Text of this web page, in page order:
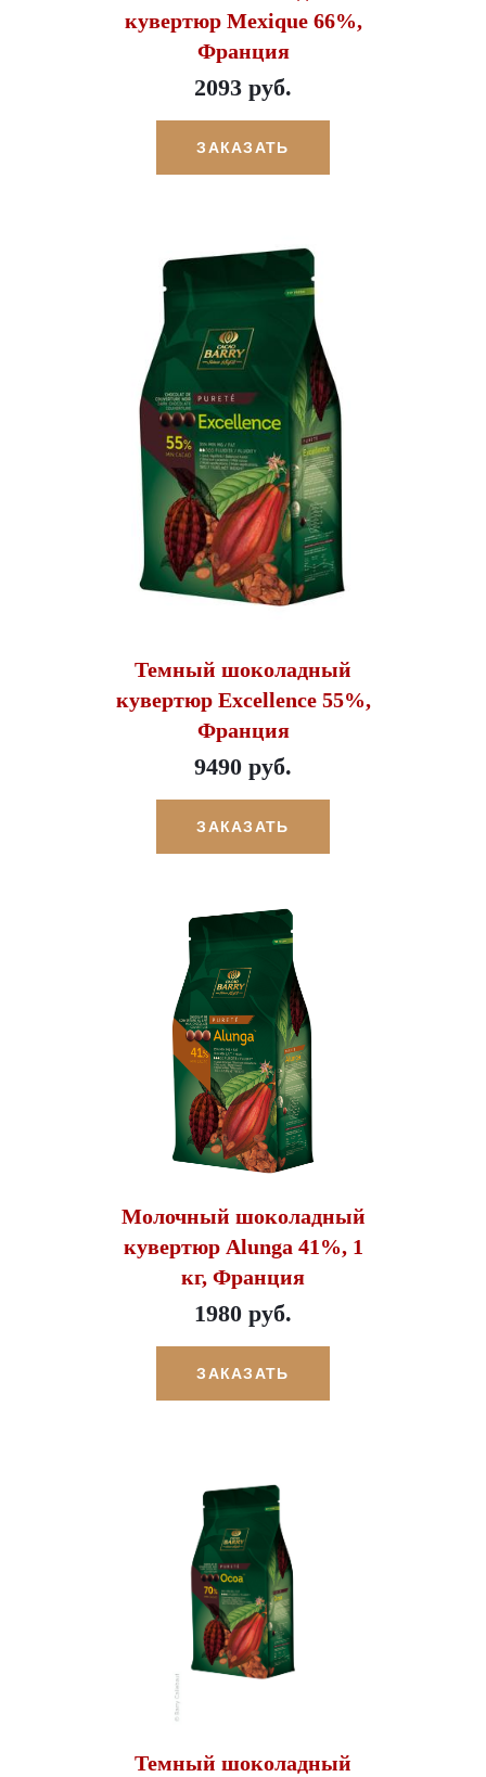
кувертюр Mexique 66%,
Франция
2093 руб.
ЗАКАЗАТЬ
Темный шоколадный
кувертюр Excellence 55%,
Франция
9490 руб.
ЗАКАЗАТЬ
Молочный шоколадный
кувертюр Alunga 41%, 1
кг, Франция
1980 руб.
ЗАКАЗАТЬ
Темный шоколадный